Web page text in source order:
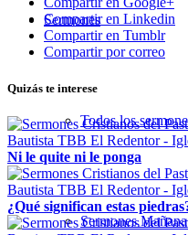
Sermones
Todos los
Sermones Mañana
Compartir en Linkedin
Compartir en Tumblr
Compartir por correo
Quizás te interese
Ni le quite ni le ponga
¿Qué significan estas